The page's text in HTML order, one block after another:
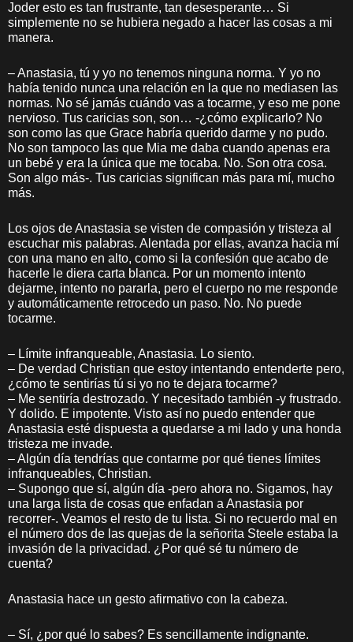
Joder esto es tan frustrante, tan desesperante… Si
simplemente no se hubiera negado a hacer las cosas a mi
manera.
– Anastasia, tú y yo no tenemos ninguna norma. Y yo no
había tenido nunca una relación en la que no mediasen las
normas. No sé jamás cuándo vas a tocarme, y eso me pone
nervioso. Tus caricias son, son… -¿cómo explicarlo? No
son como las que Grace habría querido darme y no pudo.
No son tampoco las que Mia me daba cuando apenas era
un bebé y era la única que me tocaba. No. Son otra cosa.
Son algo más-. Tus caricias significan más para mí, mucho
más.
Los ojos de Anastasia se visten de compasión y tristeza al
escuchar mis palabras. Alentada por ellas, avanza hacia mí
con una mano en alto, como si la confesión que acabo de
hacerle le diera carta blanca. Por un momento intento
dejarme, intento no pararla, pero el cuerpo no me responde
y automáticamente retrocedo un paso. No. No puede
tocarme.
– Límite infranqueable, Anastasia. Lo siento.
– De verdad Christian que estoy intentando entenderte pero,
¿cómo te sentirías tú si yo no te dejara tocarme?
– Me sentiría destrozado. Y necesitado también -y frustrado.
Y dolido. E impotente. Visto así no puedo entender que
Anastasia esté dispuesta a quedarse a mi lado y una honda
tristeza me invade.
– Algún día tendrías que contarme por qué tienes límites
infranqueables, Christian.
– Supongo que sí, algún día -pero ahora no. Sigamos, hay
una larga lista de cosas que enfadan a Anastasia por
recorrer-. Veamos el resto de tu lista. Si no recuerdo mal en
el número dos de las quejas de la señorita Steele estaba la
invasión de la privacidad. ¿Por qué sé tu número de
cuenta?
Anastasia hace un gesto afirmativo con la cabeza.
– Sí, ¿por qué lo sabes? Es sencillamente indignante.